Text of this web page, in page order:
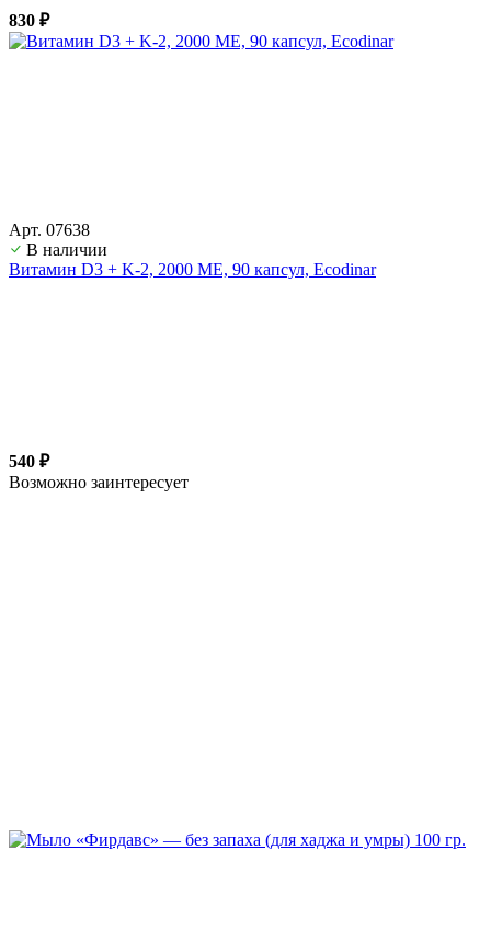
830 ₽
Арт. 07638
В наличии
Витамин D3 + K-2, 2000 ME, 90 капсул, Ecodinar
540 ₽
Возможно заинтересует